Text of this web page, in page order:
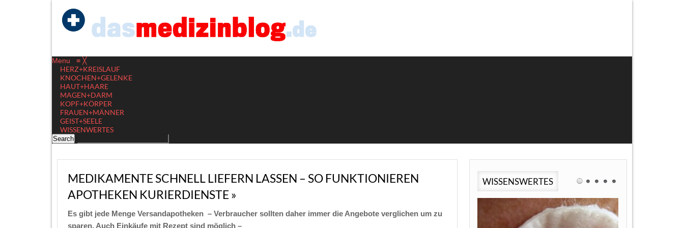
Menu ≡ ╳
HERZ+KREISLAUF
KNOCHEN+GELENKE
HAUT+HAARE
MAGEN+DARM
KOPF+KÖRPER
FRAUEN+MÄNNER
GEIST+SEELE
WISSENWERTES
MEDIKAMENTE SCHNELL LIEFERN LASSEN – SO FUNKTIONIEREN
APOTHEKEN KURIERDIENSTE »
Es gibt jede Menge Versandapotheken – Verbraucher sollten daher immer die Angebote verglichen um zu
sparen. Auch Einkäufe mit Rezept sind möglich –
WISSENSWERTES